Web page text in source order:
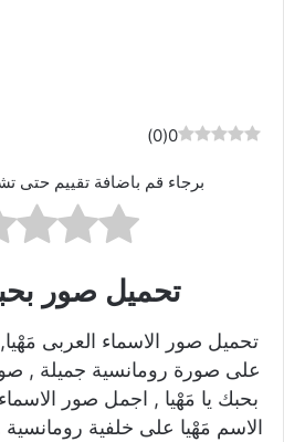
0
(
0
)
برجاء قم باضافة تقييم حتى
تحميل صور
تحميل صور الاسماء العربى
على صورة رومانسية جميلة ,
بحبك يا مَهْيا , اجمل صور
الاسم مَهْيا على خلفية